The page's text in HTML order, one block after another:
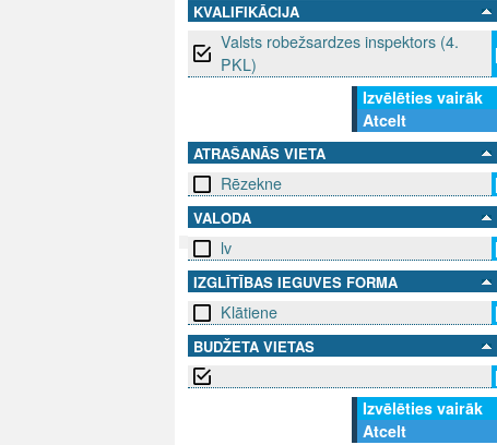
KVALIFIKĀCIJA
Valsts robežsardzes inspektors (4.
PKL)
Izvēlēties vairāk
Atcelt
ATRAŠANĀS VIETA
Rēzekne
VALODA
lv
IZGLĪTĪBAS IEGUVES FORMA
Klātiene
BUDŽETA VIETAS
Izvēlēties vairāk
Atcelt
SEKO MUMS SAZINIES
info@niid.lv
©